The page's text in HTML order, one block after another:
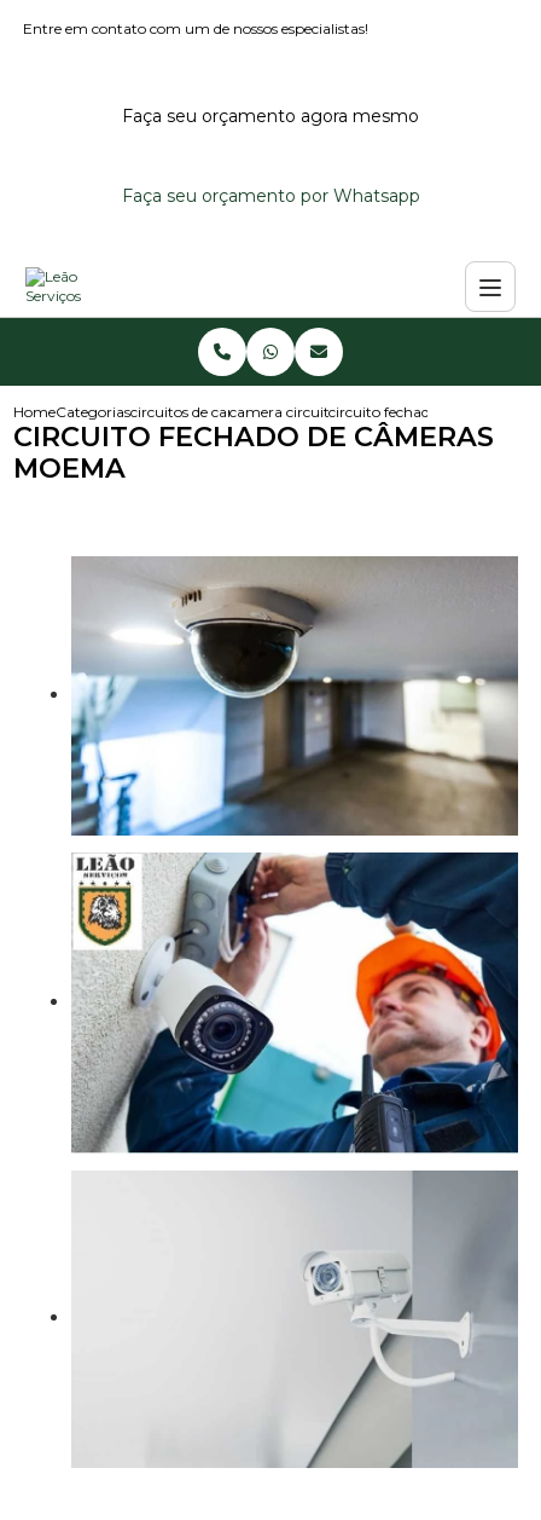
Entre em contato com um de nossos especialistas!
Faça seu orçamento agora mesmo
Faça seu orçamento por Whatsapp
HomeCategoriascircuitos de camerascamera circuito fechadocircuito fechado de cameras
CIRCUITO FECHADO DE CÂMERAS
MOEMA